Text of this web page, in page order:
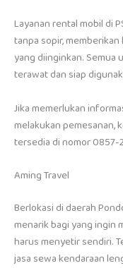
Layanan rental mobil di
tanpa sopir,
yang diinginkan. Semua
terawat dan siap
Jika memerlukan
melakukan pemesanan,
tersedia di nomor 0857-
Aming Travel
Berlokasi di daerah
menarik bagi yang ingin
harus menyetir sendiri.
jasa sewa kendaraan